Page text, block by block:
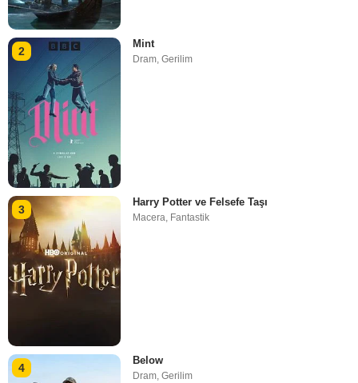
2
Mint
Dram ,Gerilim
3
Harry Potter ve Felsefe Taşı
Macera, Fantastik
4
Below
Dram,Gerilim